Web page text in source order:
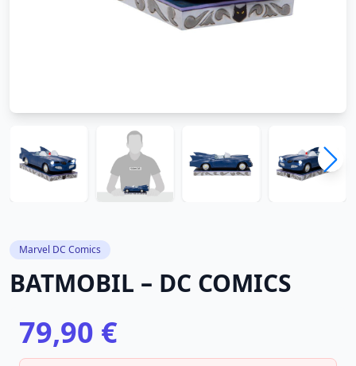
Marvel DC Comics
BATMOBIL – DC COMICS
79,90 €